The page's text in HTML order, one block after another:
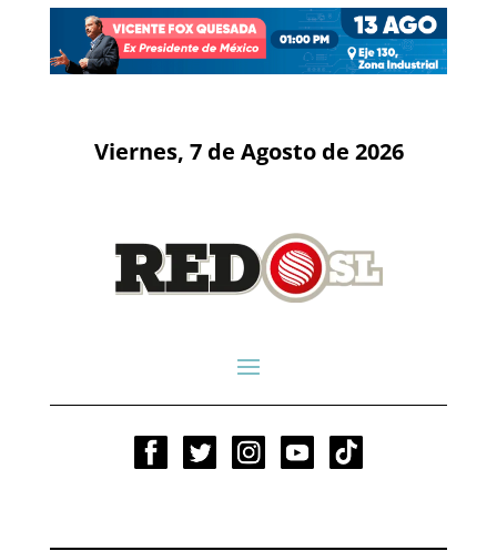
Viernes, 7 de Agosto de 2026